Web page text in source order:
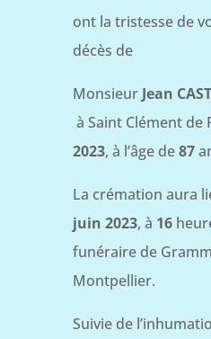
ont la tristesse de
décès de
Monsieur Jean
à Saint Clément de
2023, à l’âge de87
La crémation aura
juin 2023, à 16
funéraire de
Montpellier.
Suivie de